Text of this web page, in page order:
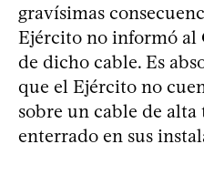
gravísimas
Ejército no informó al
de dicho cable. Es
que el Ejército no
sobre un cable de alta
enterrado en sus